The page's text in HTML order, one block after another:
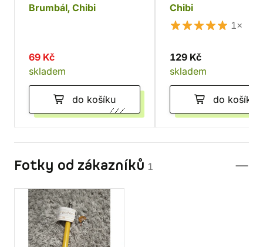
Brumbál, Chibi
69 Kč
skladem
do košíku
Chibi
1×
129 Kč
skladem
do košíku
Fotky od zákazníků 1